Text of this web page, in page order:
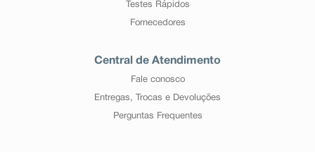
Testes Rápidos
Fornecedores
Central de Atendimento
Fale conosco
Entregas, Trocas e Devoluções
Perguntas Frequentes